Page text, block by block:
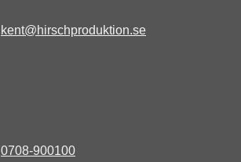
kent@hirschproduktion.se
0708-900100